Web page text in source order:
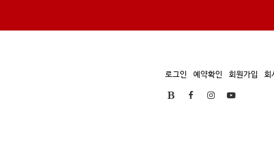
로그인 예약확인 회원가입 회